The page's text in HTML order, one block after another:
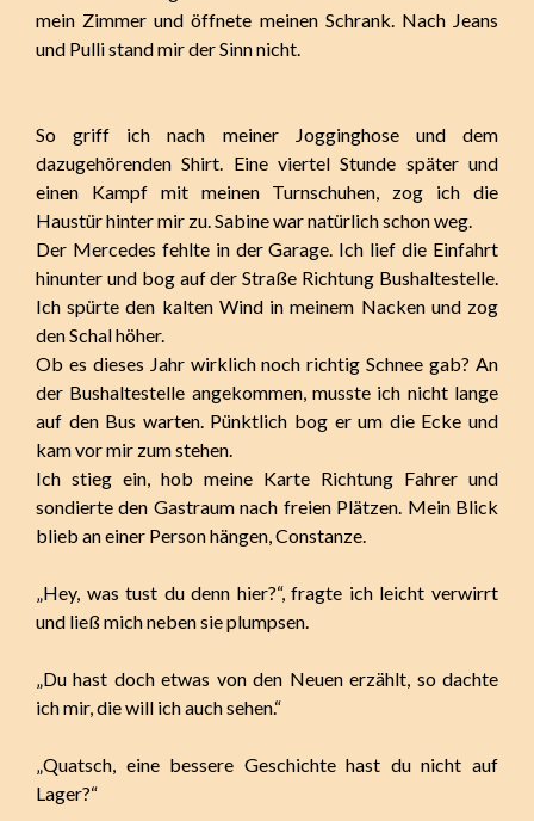
mein Zimmer und öffnete meinen Schrank. Nach Jeans
und Pulli stand mir der Sinn nicht.
So griff ich nach meiner Jogginghose und dem
dazugehörenden Shirt. Eine viertel Stunde später und
einen Kampf mit meinen Turnschuhen, zog ich die
Haustür hinter mir zu. Sabine war natürlich schon weg.
Der Mercedes fehlte in der Garage. Ich lief die Einfahrt
hinunter und bog auf der Straße Richtung Bushaltestelle.
Ich spürte den kalten Wind in meinem Nacken und zog
den Schal höher.
Ob es dieses Jahr wirklich noch richtig Schnee gab? An
der Bushaltestelle angekommen, musste ich nicht lange
auf den Bus warten. Pünktlich bog er um die Ecke und
kam vor mir zum stehen.
Ich stieg ein, hob meine Karte Richtung Fahrer und
sondierte den Gastraum nach freien Plätzen. Mein Blick
blieb an einer Person hängen, Constanze.
„Hey, was tust du denn hier?“, fragte ich leicht verwirrt
und ließ mich neben sie plumpsen.
„Du hast doch etwas von den Neuen erzählt, so dachte
ich mir, die will ich auch sehen.“
„Quatsch, eine bessere Geschichte hast du nicht auf
Lager?“